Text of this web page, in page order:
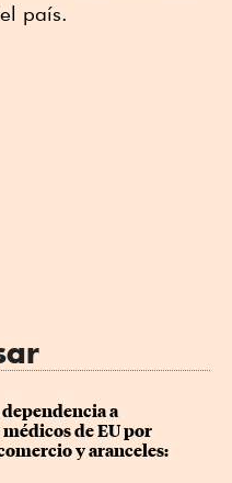
país.
a
de EU por
y aranceles: